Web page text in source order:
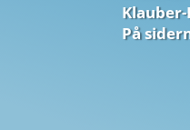
Klauber-
På